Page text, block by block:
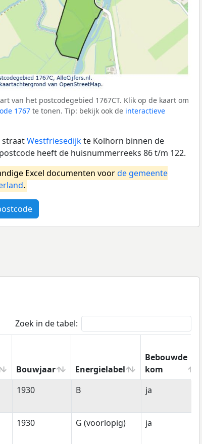
van het postcodegebied 1767CT. Klik op de kaart om
1767 te tonen. Tip: bekijk ook de interactieve
straatWestfriesedijkte Kolhorn binnen de
heeft de huisnummerreeks 86 t/m 122.
Excel documenten voorde gemeente
.
Zoek in de tabel:
Bouwjaar Energielabel
Bebouwde
kom
Bouwjaar Energielabel
Bebouwde
kom
1930 B ja
1930 G (voorlopig) ja